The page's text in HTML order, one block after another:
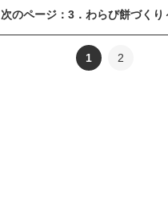
次のページ：3．わらび餅づくり
1 2